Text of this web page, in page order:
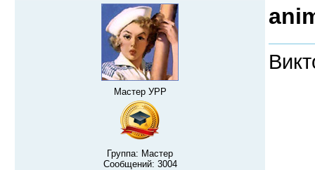
Мастер УРР
Группа: Мастер
Сообщений: 3004